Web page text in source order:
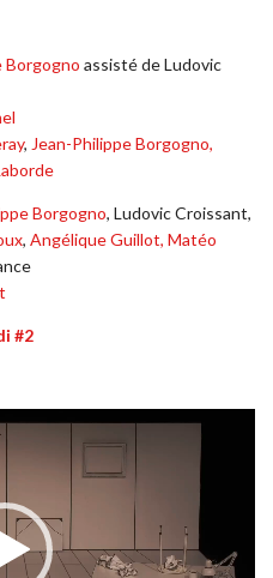
Borgogno assisté de Ludovic
, Jean-Philippe Borgogno,
Borgogno, Ludovic Croissant,
, Angélique Guillot, Matéo
#2